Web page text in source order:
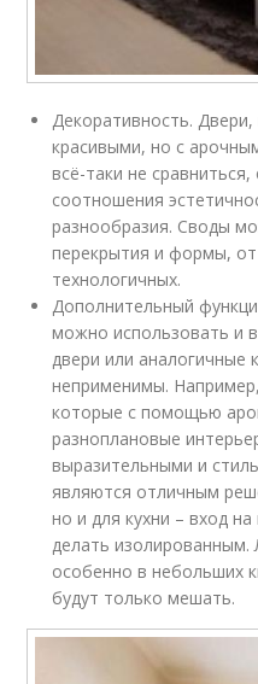
Декоративность.
красивыми, но с
всё-таки не
соотношения
разнообразия. Своды
перекрытия и формы, от
технологичных.
Дополнительный
можно использовать и
двери или аналогичные
неприменимы.
которые с помощью
разноплановые
выразительными и
являются отличным
но и для кухни – вход
делать изолированным.
особенно в небольших
будут только мешать.